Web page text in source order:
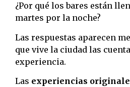
¿Por qué los bares están
martes por la noche?
Las respuestas aparecen
que vive la ciudad las
experiencia.
Las experiencias